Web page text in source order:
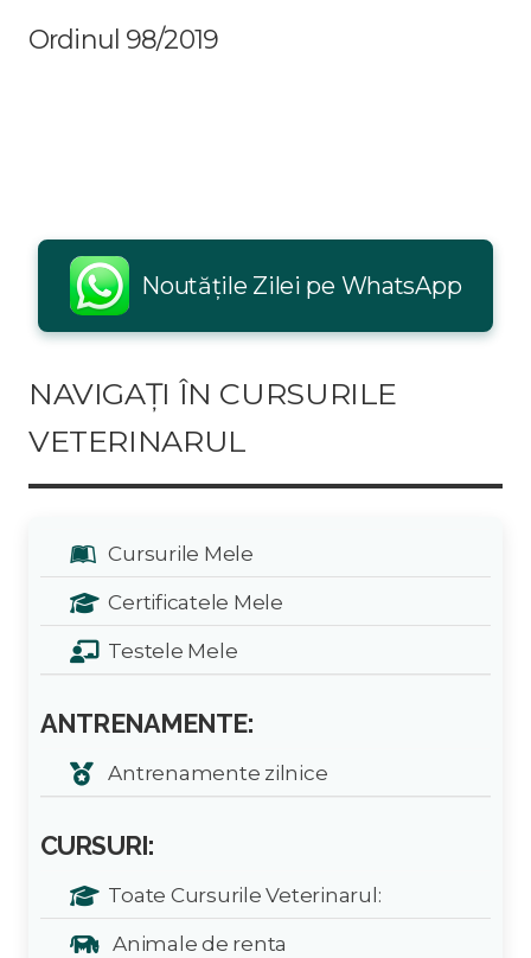
Ordinul 98/2019
Noutățile Zilei pe WhatsApp
NAVIGAȚI ÎN CURSURILE
VETERINARUL
Cursurile Mele
Certificatele Mele
Testele Mele
ANTRENAMENTE:
Antrenamente zilnice
CURSURI:
Toate Cursurile Veterinarul:
Animale de renta